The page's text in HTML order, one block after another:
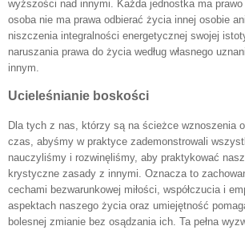
wyższości nad innymi. Każda jednostka ma
osoba nie ma prawa odbierać życia innej osobie
niszczenia integralności energetycznej swojej
naruszania prawa do życia według własnego
innym.
Ucieleśnianie boskości
Dla tych z nas, którzy są na ścieżce wznoszenia
czas, abyśmy w praktyce zademonstrowali
nauczyliśmy i rozwinęliśmy, aby praktykować
krystyczne zasady z innymi. Oznacza to
cechami bezwarunkowej miłości, współczucia i
aspektach naszego życia oraz umiejętność
bolesnej zmianie bez osądzania ich. Ta pełna